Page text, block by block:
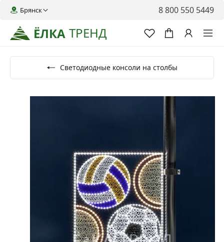
ЁЛКА ТРЕНД
Брянск 8 800 550 5449
Светодиодные консоли на столбы